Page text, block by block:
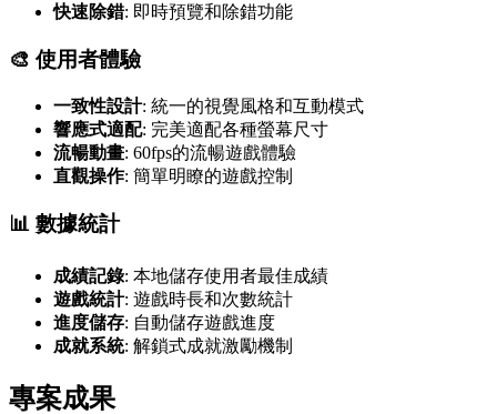
快速除錯: 即時預覽和除錯功能
🎨 使用者體驗
一致性設計: 統一的視覺風格和互動模式
響應式適配: 完美適配各種螢幕尺寸
流暢動畫: 60fps的流暢遊戲體驗
直觀操作: 簡單明瞭的遊戲控制
📊 數據統計
成績記錄: 本地儲存使用者最佳成績
遊戲統計: 遊戲時長和次數統計
進度儲存: 自動儲存遊戲進度
成就系統: 解鎖式成就激勵機制
專案成果